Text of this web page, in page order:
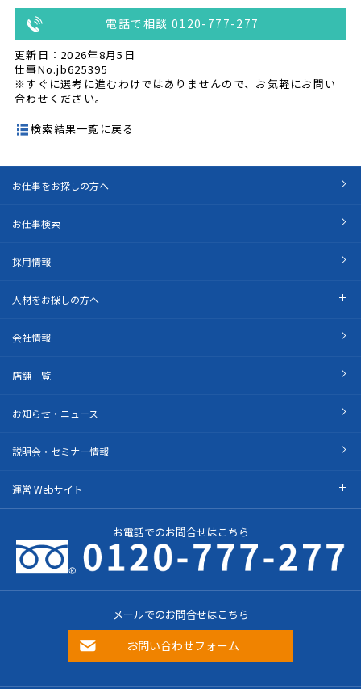
電話で相談 0120-777-277
更新日：2026年8月5日
仕事No.jb625395
※すぐに選考に進むわけではありませんので、お気軽にお問い
合わせください。
検索結果一覧に戻る
お仕事をお探しの方へ
お仕事検索
採用情報
人材をお探しの方へ
会社情報
店舗一覧
お知らせ・ニュース
説明会・セミナー情報
運営 Webサイト
お電話でのお問合せはこちら
メールでのお問合せはこちら
お問い合わせフォーム